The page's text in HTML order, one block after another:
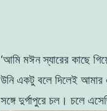
‘আমি মঈনস্যারের কাছে
উনিএকটু বলে দিলেই আমার
সঙ্গেদুর্গাপুরে চল । চলে